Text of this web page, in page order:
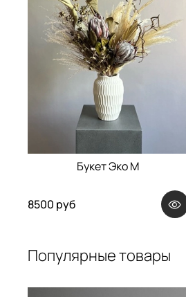
Букет Эко M
8500 руб
Популярные товары